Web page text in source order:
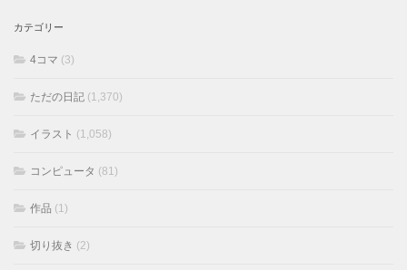
カテゴリー
4コマ (3)
ただの日記 (1,370)
イラスト (1,058)
コンピュータ (81)
作品 (1)
切り抜き (2)